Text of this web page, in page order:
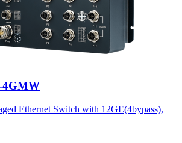
4GMW
Ethernet Switch with 12GE(4bypass),